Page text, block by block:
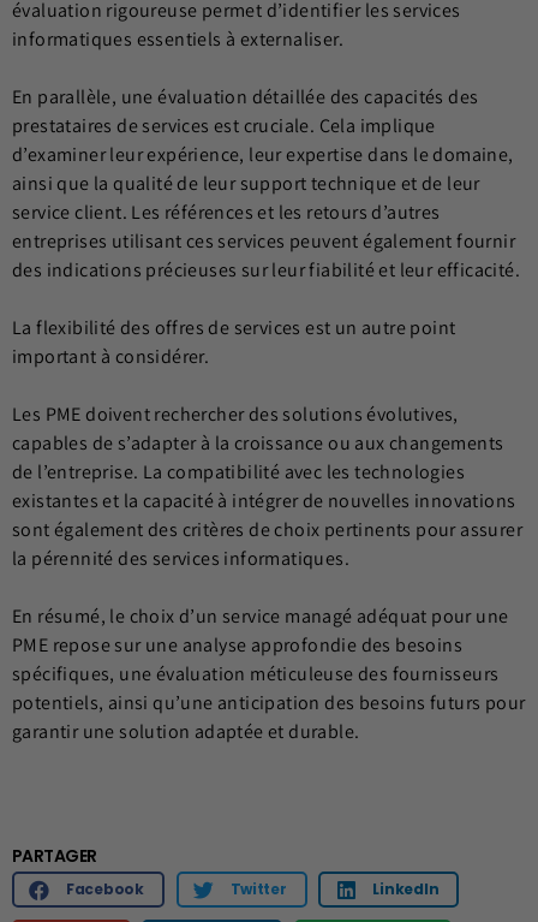
évaluation rigoureuse permet d’identifier les services
informatiques essentiels à externaliser.
En parallèle, une évaluation détaillée des capacités des
prestataires de services est cruciale. Cela implique
d’examiner leur expérience, leur expertise dans le domaine,
ainsi que la qualité de leur support technique et de leur
service client. Les références et les retours d’autres
entreprises utilisant ces services peuvent également fournir
des indications précieuses sur leur fiabilité et leur efficacité.
La flexibilité des offres de services est un autre point
important à considérer.
Les PME doivent rechercher des solutions évolutives,
capables de s’adapter à la croissance ou aux changements
de l’entreprise. La compatibilité avec les technologies
existantes et la capacité à intégrer de nouvelles innovations
sont également des critères de choix pertinents pour assurer
la pérennité des services informatiques.
En résumé, le choix d’un service managé adéquat pour une
PME repose sur une analyse approfondie des besoins
spécifiques, une évaluation méticuleuse des fournisseurs
potentiels, ainsi qu’une anticipation des besoins futurs pour
garantir une solution adaptée et durable.
PARTAGER
Facebook Twitter LinkedIn